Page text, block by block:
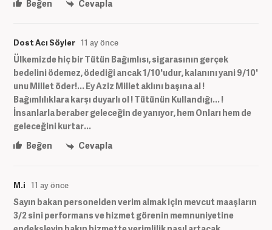
Beğen
Cevapla
Dost Acı Söyler 11 ay önce
Ülkemizde hiç bir Tütün Bağımlısı, sigarasının gerçek
bedelini ödemez, ödediği ancak 1/10'udur, kalanını yani 9/10'
unu Millet öder!... Ey Aziz Millet aklını başına al !
Bağımlılıklara karşı duyarlı ol ! Tütünün Kullandığı... !
İnsanlarla beraber geleceğin de yanıyor, hem Onları hem de
geleceğini kurtar...
Beğen
Cevapla
M.i 11 ay önce
Sayın bakan personelden verim almak için mevcut maaşların
3/2 sini performans ve hizmet görenin memnuniyetine